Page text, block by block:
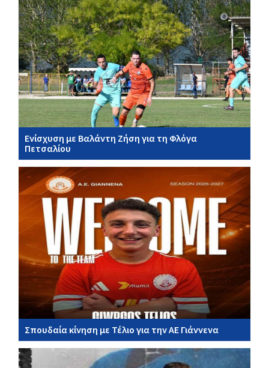
Ενίσχυση με Βαλάντη Ζήση για τη Φλόγα
Πετσαλίου
Σπουδαία κίνηση με Τέλιο για την ΑΕ Γιάννενα